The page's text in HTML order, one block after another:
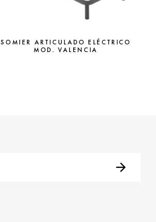
SOMIER ARTICULADO ELÉCTRICO
MOD. VALENCIA